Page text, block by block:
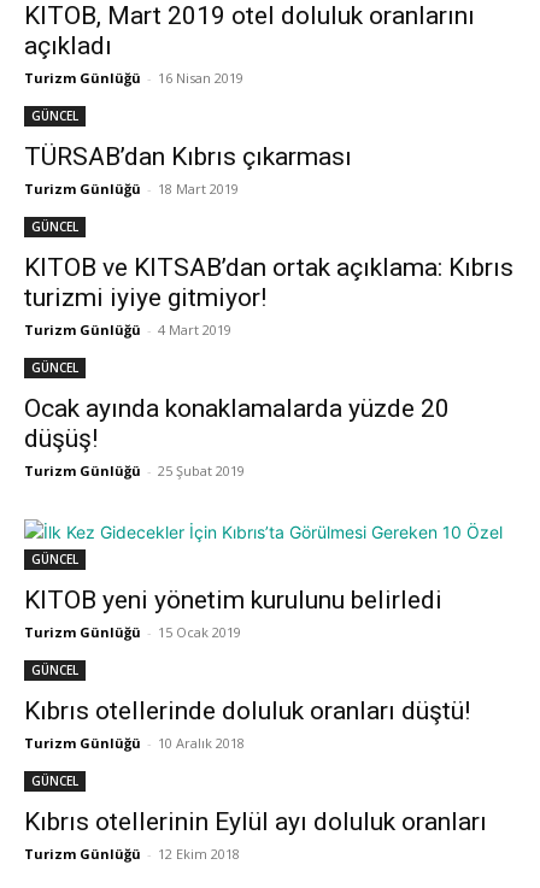
KITOB, Mart 2019 otel doluluk oranlarını
açıkladı
Turizm Günlüğü - 16 Nisan 2019
GÜNCEL
TÜRSAB’dan Kıbrıs çıkarması
Turizm Günlüğü - 18 Mart 2019
GÜNCEL
KITOB ve KITSAB’dan ortak açıklama: Kıbrıs
turizmi iyiye gitmiyor!
Turizm Günlüğü - 4 Mart 2019
GÜNCEL
Ocak ayında konaklamalarda yüzde 20
düşüş!
Turizm Günlüğü - 25 Şubat 2019
GÜNCEL
KITOB yeni yönetim kurulunu belirledi
Turizm Günlüğü - 15 Ocak 2019
GÜNCEL
Kıbrıs otellerinde doluluk oranları düştü!
Turizm Günlüğü - 10 Aralık 2018
GÜNCEL
Kıbrıs otellerinin Eylül ayı doluluk oranları
Turizm Günlüğü - 12 Ekim 2018